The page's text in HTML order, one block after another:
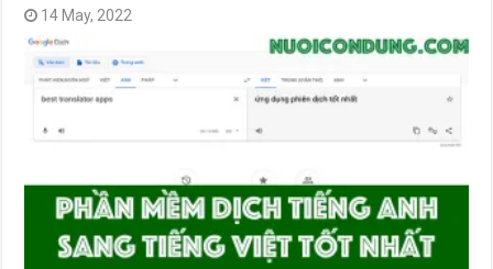
14 May, 2022